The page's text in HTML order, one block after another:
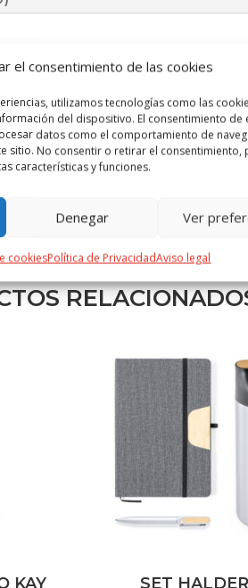
el consentimiento de las cookies
utilizamos tecnologías como las
del dispositivo. El consentimiento de
datos como el comportamiento de
sitio. No consentir o retirar el consentimiento,
características y funciones.
Denegar Ver
cookiesPolítica de PrivacidadAviso legal
KAY SET